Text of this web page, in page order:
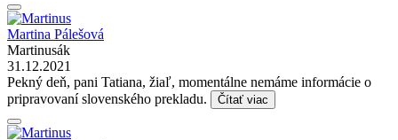
Martina Pálešová
Martinusák
31.12.2021
Pekný deň, pani Tatiana, žiaľ, momentálne nemáme informácie o
pripravovaní slovenského prekladu.
Čítať viac